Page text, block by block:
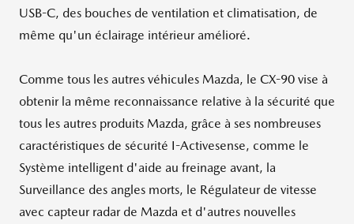
USB-C, des bouches de ventilation et climatisation, de
même qu'un éclairage intérieur amélioré.
Comme tous les autres véhicules Mazda, le CX-90 vise à
obtenir la même reconnaissance relative à la sécurité que
tous les autres produits Mazda, grâce à ses nombreuses
caractéristiques de sécurité I-Activesense, comme le
Système intelligent d'aide au freinage avant, la
Surveillance des angles morts, le Régulateur de vitesse
avec capteur radar de Mazda et d'autres nouvelles